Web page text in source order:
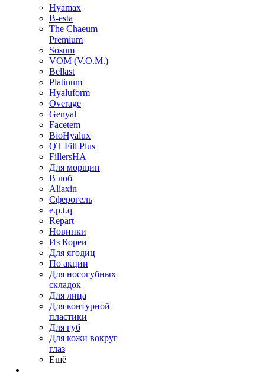
Hyamax
B-esta
The Chaeum
Premium
Sosum
VOM (V.O.M.)
Bellast
Platinum
Hyaluform
Overage
Genyal
Facetem
BioHyalux
QT Fill Plus
FillersHA
Для морщин
В лоб
Aliaxin
Сферогель
e.p.t.q
Repart
Новинки
Из Кореи
Для ягодиц
По акции
Для носогубных
складок
Для лица
Для контурной
пластики
Для губ
Для кожи вокруг
глаз
Ещё